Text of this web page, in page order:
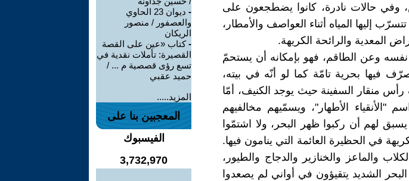
وفي حالات نادرة، كانوا يضطجعون على
إليها المياه أثناء العواصف والأمطار،
المعدية والرائحة الكريهة.
وعن الطاقم، فهو بإمكانه أن يستحمّ
بحرية تامّة كما لو أنّه في بيته،
منقار السفينة حيث يوجد الكنيف، أمّا
"الأنقياء الأطهار"، ويسمّيهم مخالفيهم
لهم أن ركبوا ظهر البحر، ولا اشتمّوا
في الحظيرة العائمة التي ينامون فيها.
والماعز والخنازير والدجاج والطيور،
الشديد يتقيؤون في أواني لم يصعدوا
-
ديوان 23 الحاوي
والعصفور / منصور
الريكان
-كتاب «عين على القصة
القصيرة: تأملات نقدية في
تسع رؤى قصصية م ... /
حميد عقبي
المزيد.....
المعجبين بنا على
الفيسبوك
3,732,970